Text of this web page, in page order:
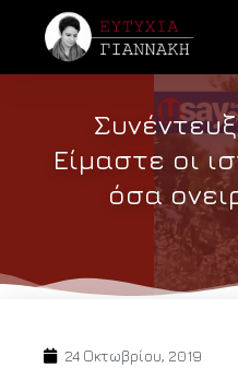
Είμαστε οι
όσα
24 Οκτωβρίου, 2019